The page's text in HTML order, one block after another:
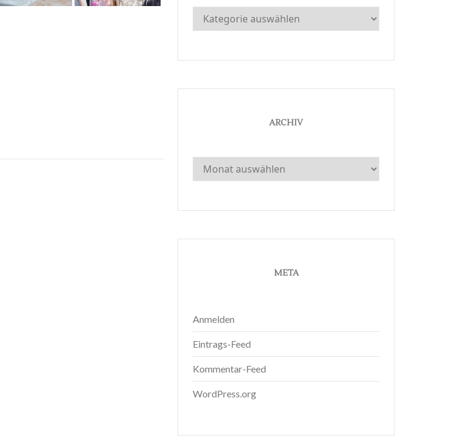
Kategorien
ARCHIV
Archiv
META
Anmelden
Eintrags-Feed
Kommentar-Feed
WordPress.org